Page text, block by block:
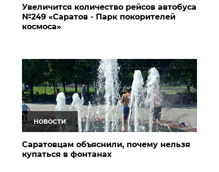
Увеличится количество рейсов автобуса
№249 «Саратов - Парк покорителей
космоса»
НОВОСТИ
Саратовцам объяснили, почему нельзя
купаться в фонтанах